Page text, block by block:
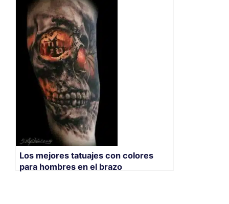
Los mejores tatuajes con colores
para hombres en el brazo